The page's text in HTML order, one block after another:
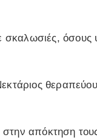
σκαλωσιές,
στην απόκτηση